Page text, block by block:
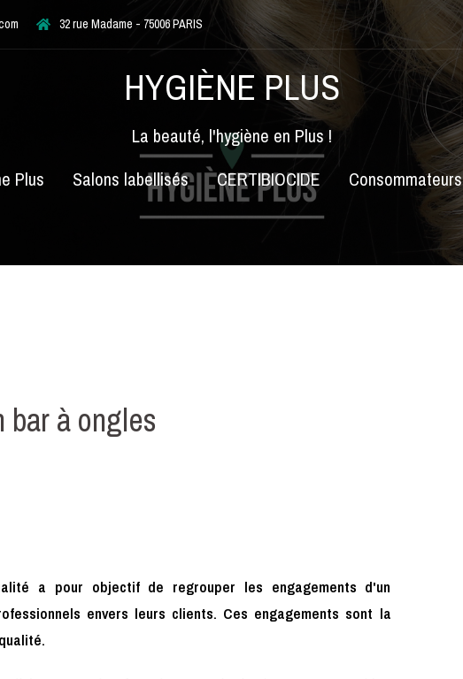
32 rue Madame - 75006 PARIS
HYGIÈNE PLUS
La beauté, l'hygiène en Plus !
Plus Salons labellisés CERTIBIOCIDE Consommateurs
bar à ongles
a pour objectif de regrouper les engagements d'un
envers leurs clients. Ces engagements sont la